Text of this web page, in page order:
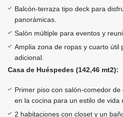
Balcón-terraza tipo deck para
panorámicas.
Salón múltiple para eventos y
Amplia zona de ropas y cuarto útil
adicional.
Casa de Huéspedes (142,46 mt2):
Primer piso con salón-comedor
en la cocina para un estilo de vida
2 habitaciones con closet y un